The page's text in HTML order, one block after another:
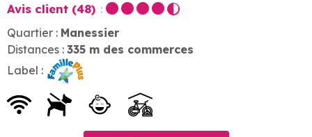
Avis client (48)
Quartier : Manessier
Distances : 335 m des commerces
Label :